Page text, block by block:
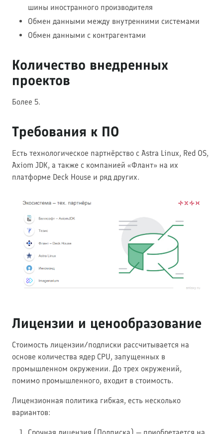
шины иностранного производителя
Обмен данными между внутренними системами
Обмен данными с контрагентами
Количество внедренных
проектов
Более 5.
Требования к ПО
Есть технологическое партнёрство с Astra Linux, Red OS,
Axiom JDK, а также с компанией «Флант» на их
платформе Deck House и ряд других.
Лицензии и ценообразование
Стоимость лицензии/подписки рассчитывается на
основе количества ядер CPU, запущенных в
промышленном окружении. До трех окружений,
помимо промышленного, входит в стоимость.
Лицензионная политика гибкая, есть несколько
вариантов:
Срочная лицензия (Подписка) — приобретается на